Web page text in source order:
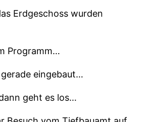
Erdgeschoss wurden
Programm…
eingebaut…
geht es los…